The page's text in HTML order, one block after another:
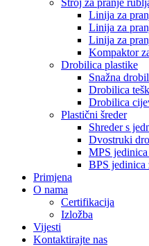
Stroj za pranje
Linija za
Linija za
Linija za
Kompaktor
Drobilica plastike
Snažna
Drobilica
Drobilica
Plastični šreder
Shreder s
Dvostruki
MPS
BPS jedinica
Primjena
O nama
Certifikacija
Izložba
Vijesti
Kontaktirajte nas